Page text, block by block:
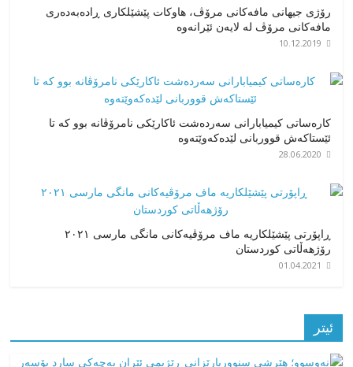
رۆژی جیهانی مافەکانی مرۆڤ، هاوکات پێشێلکاری ڕادەبەدەری
مافەکانی مرۆڤ لە لایەن ئێرانەوە
10.12.2019
کارەساتی کیمیابارانی سەردەشت ئاکارێکی نامرۆڤانە بوو کە تا
ئێستاکەش قووربانی لێدەکەوێتەوە
28.06.2020
ڕاپۆرتی پێشێلکاریە ماف مرۆڤیەکانی مانگی مارسی ٢٠٢١
رۆژهەڵاتی کوردستان
01.04.2021
ئیتر